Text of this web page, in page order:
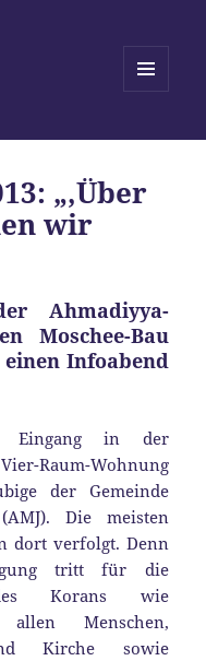
WIDGETS
„‚Über
wir
Ahmadiyya-
Moschee-Bau
Infoabend
Eingang in der
Raum-Wohnung
der Gemeinde
Die meisten
dort verfolgt. Denn
tritt für die
Korans wie
allen Menschen,
Kirche sowie